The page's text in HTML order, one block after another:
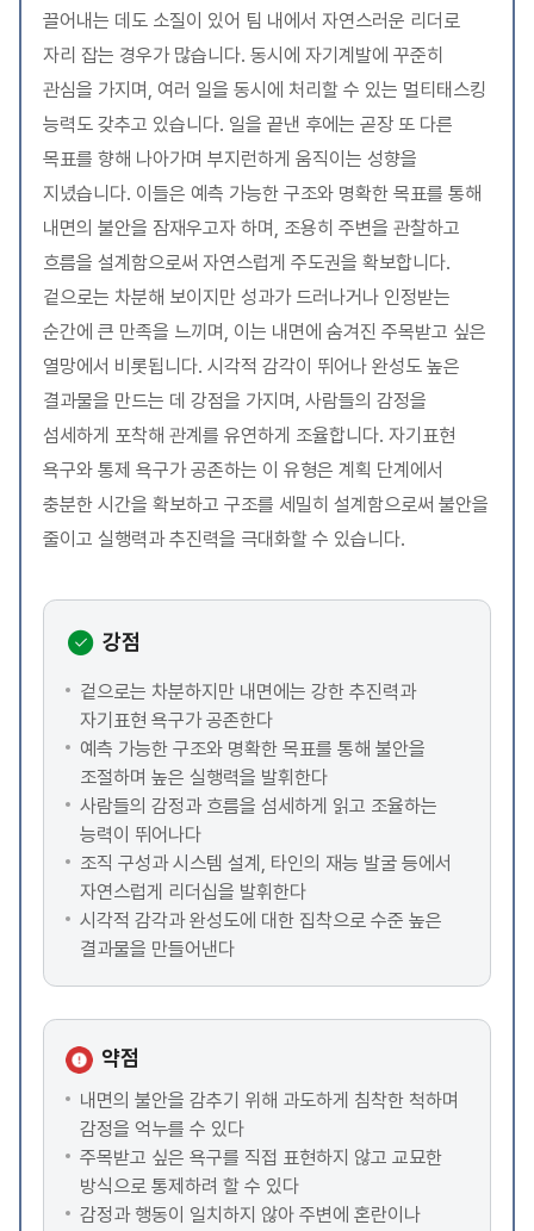
끌어내는 데도 소질이 있어 팀 내에서 자연스러운 리더로
자리 잡는 경우가 많습니다. 동시에 자기계발에 꾸준히
관심을 가지며, 여러 일을 동시에 처리할 수 있는 멀티태스킹
능력도 갖추고 있습니다. 일을 끝낸 후에는 곧장 또 다른
목표를 향해 나아가며 부지런하게 움직이는 성향을
지녔습니다. 이들은 예측 가능한 구조와 명확한 목표를 통해
내면의 불안을 잠재우고자 하며, 조용히 주변을 관찰하고
흐름을 설계함으로써 자연스럽게 주도권을 확보합니다.
겉으로는 차분해 보이지만 성과가 드러나거나 인정받는
순간에 큰 만족을 느끼며, 이는 내면에 숨겨진 주목받고 싶은
열망에서 비롯됩니다. 시각적 감각이 뛰어나 완성도 높은
결과물을 만드는 데 강점을 가지며, 사람들의 감정을
섬세하게 포착해 관계를 유연하게 조율합니다. 자기표현
욕구와 통제 욕구가 공존하는 이 유형은 계획 단계에서
충분한 시간을 확보하고 구조를 세밀히 설계함으로써 불안을
줄이고 실행력과 추진력을 극대화할 수 있습니다.
강점
겉으로는 차분하지만 내면에는 강한 추진력과
자기표현 욕구가 공존한다
예측 가능한 구조와 명확한 목표를 통해 불안을
조절하며 높은 실행력을 발휘한다
사람들의 감정과 흐름을 섬세하게 읽고 조율하는
능력이 뛰어나다
조직 구성과 시스템 설계, 타인의 재능 발굴 등에서
자연스럽게 리더십을 발휘한다
시각적 감각과 완성도에 대한 집착으로 수준 높은
결과물을 만들어낸다
약점
내면의 불안을 감추기 위해 과도하게 침착한 척하며
감정을 억누를 수 있다
주목받고 싶은 욕구를 직접 표현하지 않고 교묘한
방식으로 통제하려 할 수 있다
감정과 행동이 일치하지 않아 주변에 혼란이나